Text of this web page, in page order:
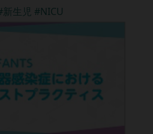
生児 #NICU